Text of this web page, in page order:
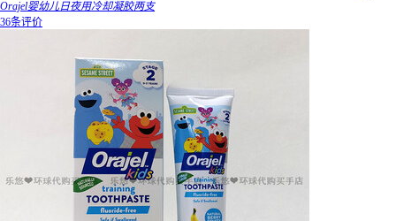
Orajel婴幼儿日夜用冷却凝胶两支
36条评价